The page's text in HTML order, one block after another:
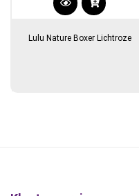
Lulu Nature Boxer Lichtroze